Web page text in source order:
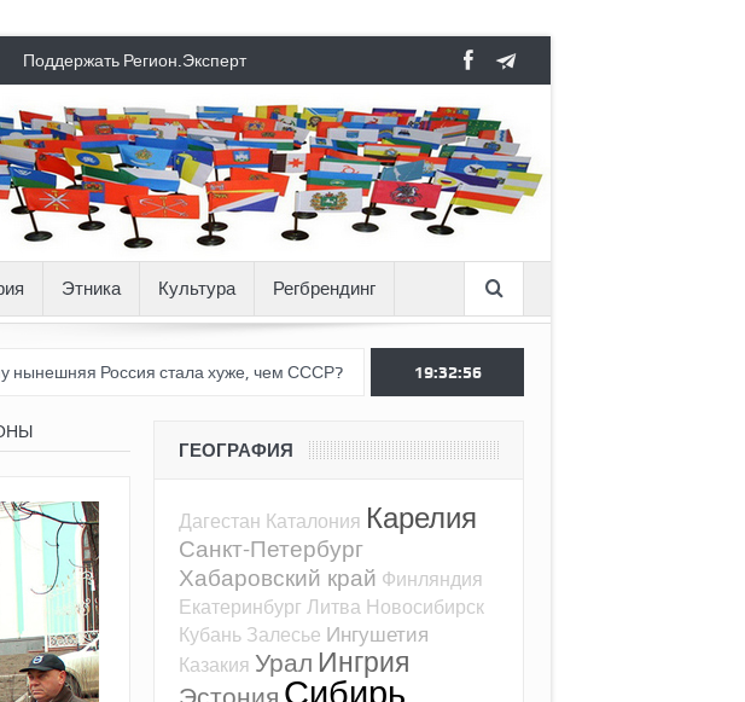
Поддержать Регион.Эксперт
Этника Культура Регбрендинг
стала хуже, чем СССР? Вертикаль под давлением
19:32:57
ГЕОГРАФИЯ
Дагестан Каталония Карелия
Санкт-Петербург
Хабаровский край Финляндия
Екатеринбург Литва Новосибирск
Кубань Залесье Ингушетия
Казакия Урал Ингрия
Сибирь